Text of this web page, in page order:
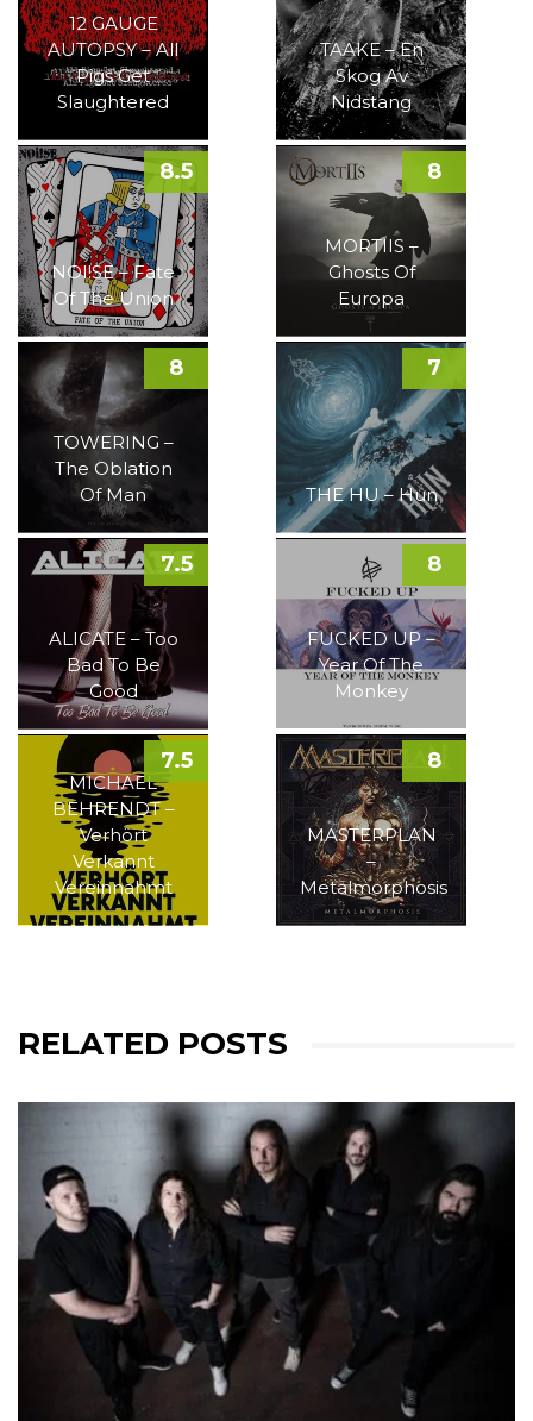
12 GAUGE
AUTOPSY – All
Pigs Get
Slaughtered
TAAKE – En
Skog Av
Nidstang
NOI!SE – Fate
Of The Union
8.5
MORTIIS –
Ghosts Of
Europa
8
TOWERING –
The Oblation
Of Man
8
THE HU – Hun
7
ALICATE – Too
Bad To Be
Good
7.5
FUCKED UP –
Year Of The
Monkey
8
MICHAEL
BEHRENDT –
Verhört
Verkannt
Vereinnahmt
7.5
MASTERPLAN
–
Metalmorphosis
8
RELATED POSTS